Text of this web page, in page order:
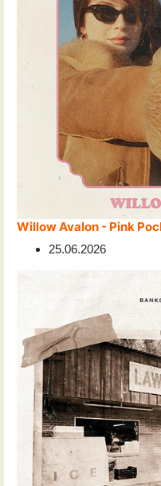
Willow Avalon - Pink
25.06.2026